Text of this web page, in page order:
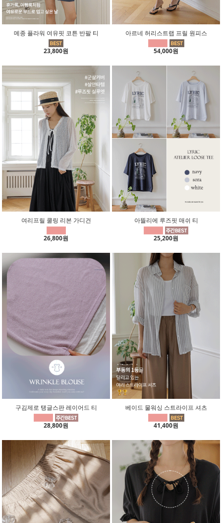
메종 플라워 여유핏 코튼 반팔 티
23,800원
아르네 허리스트랩 프릴 원피스
54,000원
여리프릴 쿨링 리본 가디건
26,800원
아뜰리에 루즈핏 매쉬 티
25,200원
구김제로 탱글스판 레이어드 티
28,800원
베이드 물워싱 스트라이프 셔츠
41,400원